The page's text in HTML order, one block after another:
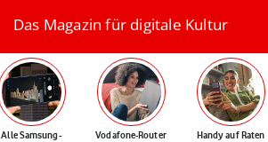
Das Magazin für digitale Kultur
Alle Samsung-
Vodafone-Router
Handy auf Raten